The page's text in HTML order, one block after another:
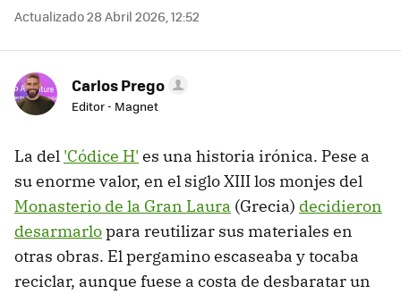
Actualizado 28 Abril 2026, 12:52
Carlos Prego
Editor - Magnet
La del 'Códice H' es una historia irónica. Pese a
su enorme valor, en el siglo XIII los monjes del
Monasterio de la Gran Laura (Grecia) decidieron
desarmarlopara reutilizar sus materiales en
otras obras. El pergamino escaseaba y tocaba
reciclar, aunque fuese a costa de desbaratar un